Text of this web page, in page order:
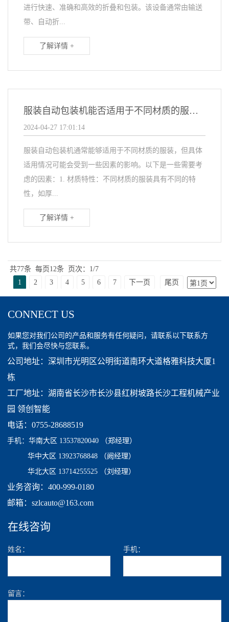
进行快速、准确和高效的折叠和包装。该设备通常由输送
带、自动折...
了解详情 +
服装自动包装机能否适用于不同材质的服装？
2024-04-27 17:01:14
服装自动包装机通常能够适用于不同材质的服装，但具体
适用情况可能会受到一些因素的影响。以下是一些需要考
虑的因素：1. 材质特性：不同材质的服装具有不同的特
性，如厚...
了解详情 +
共77条 每页12条
页次：1/7
1
2 3 4 5 6 7 下一页 尾页
CONNECT US
如果您对我们公司的产品和服务有任何疑问，请联系以下联系方
式，我们会尽快与您联系。
公司地址：深圳市光明区公明街道南环大道格雅科技大厦1
栋
工厂地址：湖南省长沙市长沙县红树坡路长沙工程机械产业
园 领创智能
电话：0755-28688519
手机： 华南大区 13537820040 （郑经理）
华中大区 13923768848 （阙经理）
华北大区 13714255525 （刘经理）
业务咨询：400-999-0180
邮箱：szlcauto@163.com
在线咨询
姓名： 手机：
留言：